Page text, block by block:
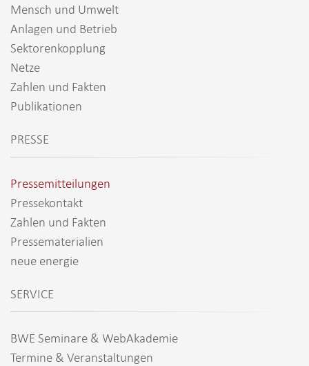
Mensch und Umwelt
Anlagen und Betrieb
Sektorenkopplung
Netze
Zahlen und Fakten
Publikationen
PRESSE
Pressemitteilungen
Pressekontakt
Zahlen und Fakten
Pressematerialien
neue energie
SERVICE
BWE Seminare & WebAkademie
Termine & Veranstaltungen